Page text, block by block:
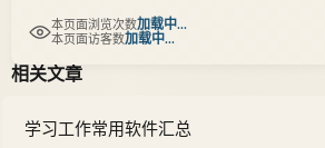
本页面浏览次数加载中...
本页面访客数加载中...
相关文章
学习工作常用软件汇总